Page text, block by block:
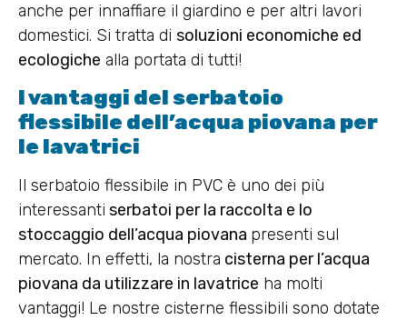
anche per innaffiare il giardino e per altri lavori
domestici. Si tratta di soluzioni economiche ed
ecologiche alla portata di tutti!
I vantaggi del serbatoio
flessibile dell’acqua piovana per
le lavatrici
Il serbatoio flessibile in PVC è uno dei più
interessanti serbatoi per la raccolta e lo
stoccaggio dell’acqua piovana presenti sul
mercato. In effetti, la nostra cisterna per l’acqua
piovana da utilizzare in lavatrice ha molti
vantaggi! Le nostre cisterne flessibili sono dotate